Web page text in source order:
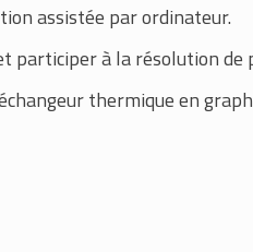
assistée par ordinateur.
participer à la résolution de
thermique en